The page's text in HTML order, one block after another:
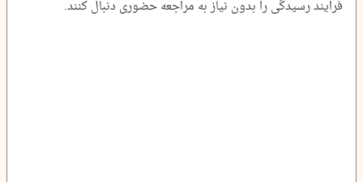
فرایند رسیدگی را بدون نیاز به مراجعه حضوری دنبال کنند.